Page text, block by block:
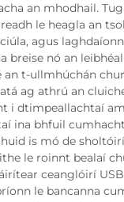
an mhodhail.
le heagla an
agus
breise nó an
an t-ullmhúchán
ag athrú an
i dtimpeallachtaí
ina bhfuil
is mó de
le roinnt bealaí
ceanglóirí
le bancanna